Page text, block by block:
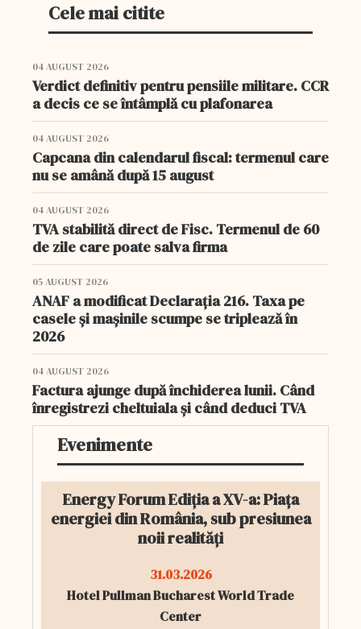
Cele mai citite
04 AUGUST 2026
Verdict definitiv pentru pensiile militare. CCR
a decis ce se întâmplă cu plafonarea
04 AUGUST 2026
Capcana din calendarul fiscal: termenul care
nu se amână după 15 august
04 AUGUST 2026
TVA stabilită direct de Fisc. Termenul de 60
de zile care poate salva firma
05 AUGUST 2026
ANAF a modificat Declarația 216. Taxa pe
casele și mașinile scumpe se triplează în
2026
04 AUGUST 2026
Factura ajunge după închiderea lunii. Când
înregistrezi cheltuiala și când deduci TVA
Evenimente
Energy Forum Ediția a XV-a: Piața
energiei din România, sub presiunea
noii realități
31.03.2026
Hotel Pullman Bucharest World Trade
Center